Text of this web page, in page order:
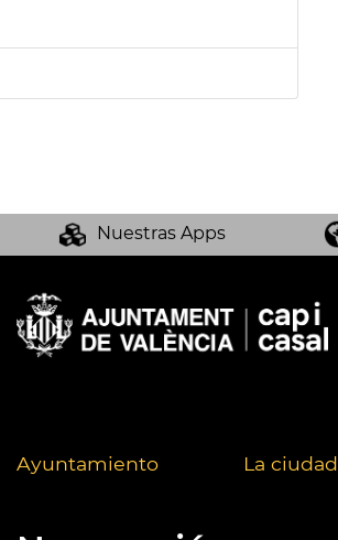
Nuestras Apps
Ayuntamiento La ciudad